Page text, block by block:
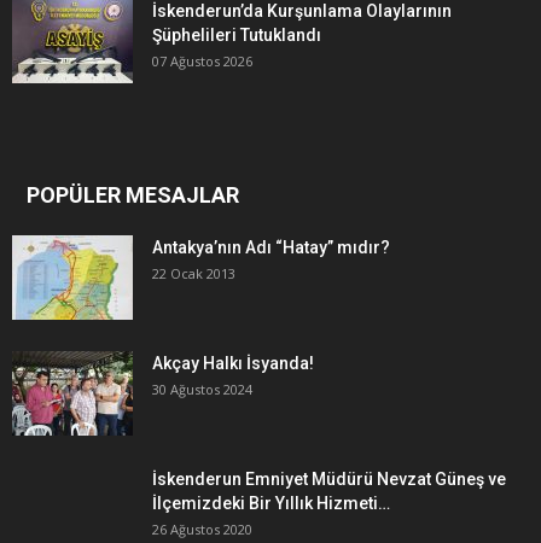
İskenderun’da Kurşunlama Olaylarının
Şüphelileri Tutuklandı
07 Ağustos 2026
POPÜLER MESAJLAR
Antakya’nın Adı “Hatay” mıdır?
22 Ocak 2013
Akçay Halkı İsyanda!
30 Ağustos 2024
İskenderun Emniyet Müdürü Nevzat Güneş ve
İlçemizdeki Bir Yıllık Hizmeti…
26 Ağustos 2020